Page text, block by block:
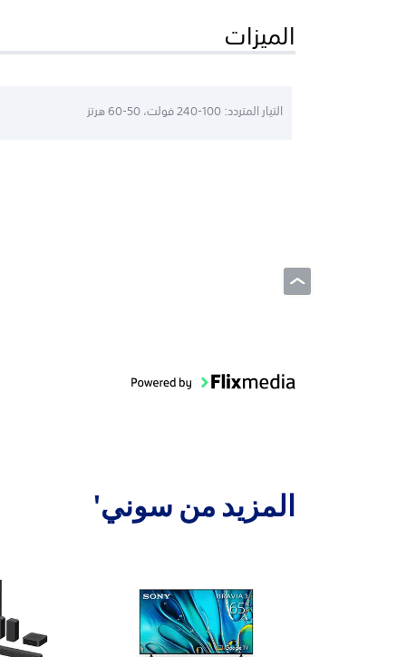
الميزات
التيار المتردد: 100‏-240 فولت، 50-60 هرتز
المزيد من سوني'